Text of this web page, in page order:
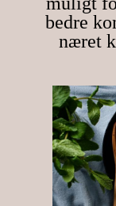
bedre
næret